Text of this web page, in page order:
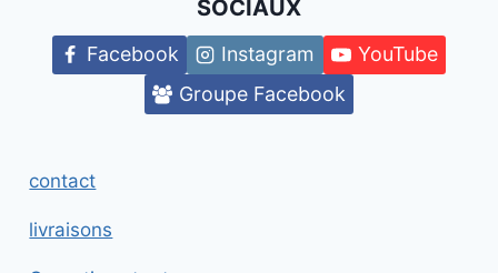
SOCIAUX
Facebook Instagram
YouTube
Groupe Facebook
contact
livraisons